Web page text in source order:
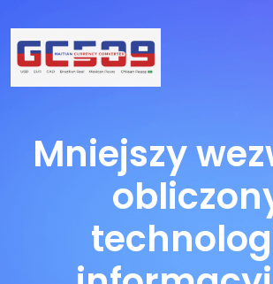
Mniejszy